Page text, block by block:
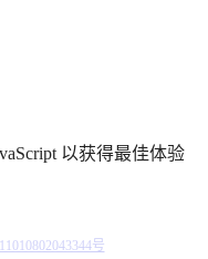
以获得最佳体验
号